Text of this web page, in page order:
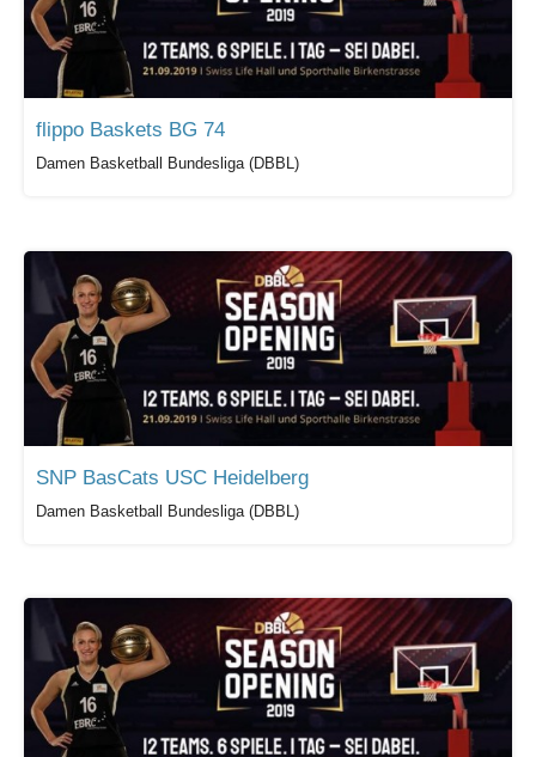
flippo Baskets BG 74
Damen Basketball Bundesliga (DBBL)
SNP BasCats USC Heidelberg
Damen Basketball Bundesliga (DBBL)